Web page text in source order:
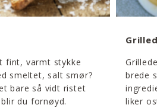
fint, varmt stykke
smeltet, salt smør?
bare så vidt ristet
du fornøyd.
brede
liker